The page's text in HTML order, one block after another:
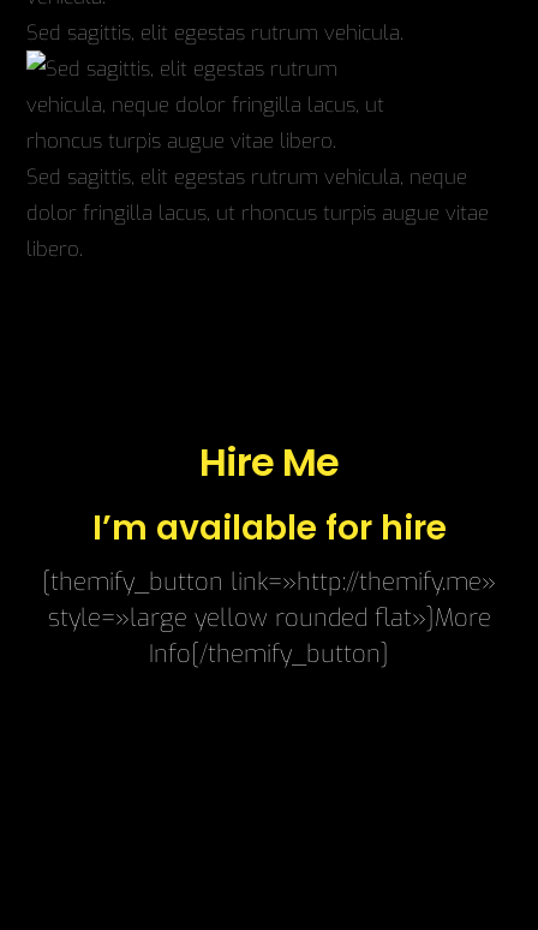
Sed sagittis, elit egestas rutrum vehicula.
Sed sagittis, elit egestas rutrum vehicula, neque
dolor fringilla lacus, ut rhoncus turpis augue vitae
libero.
Hire Me
I’m available for hire
[themify_button link=»http://themify.me»
style=»large yellow rounded flat»]More
Info[/themify_button]